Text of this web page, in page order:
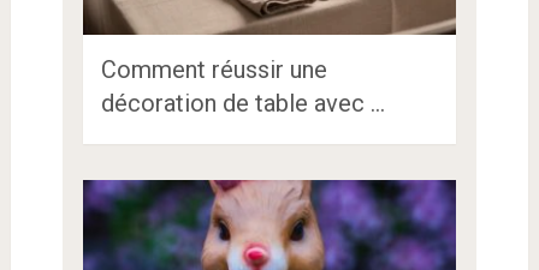
Comment réussir une
décoration de table avec …